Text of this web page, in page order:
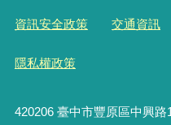
資訊安全政策 交通資訊
隱私權政策
420206臺中市豐原區中興路